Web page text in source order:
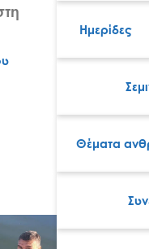
Ημερίδες
Θέματα